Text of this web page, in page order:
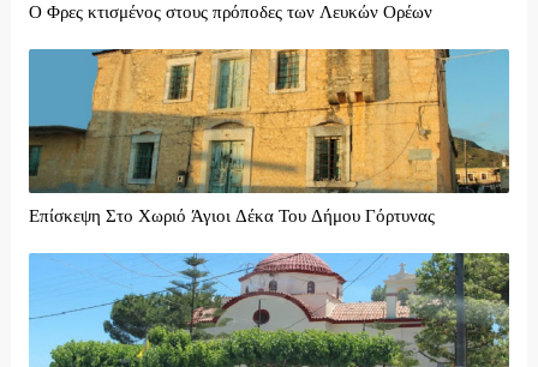
Ο Φρες κτισμένος στους πρόποδες των Λευκών Ορέων
Επίσκεψη Στο Χωριό Άγιοι Δέκα Του Δήμου Γόρτυνας